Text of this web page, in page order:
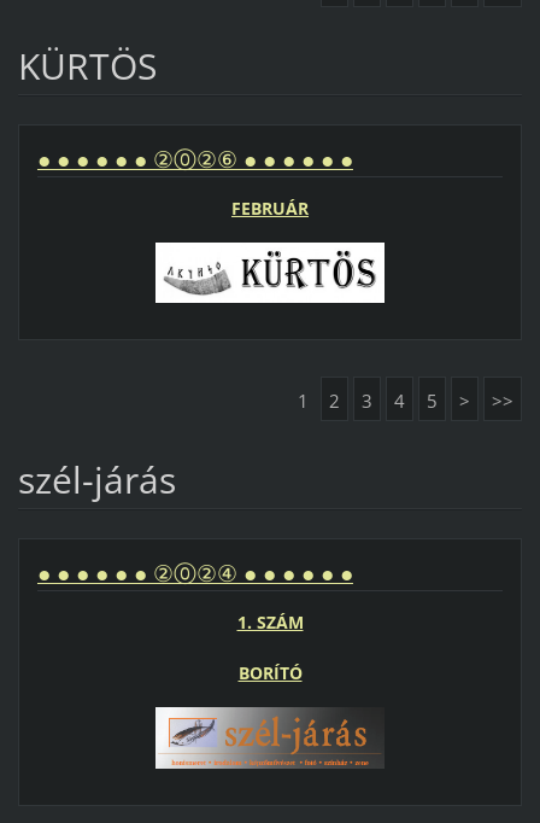
KÜRTÖS
● ● ● ● ● ● ②⓪②⑥ ● ● ● ● ● ●
FEBRUÁR
1 2 3 4 5 > >>
szél-járás
● ● ● ● ● ● ②⓪②④ ● ● ● ● ● ●
1. SZÁM
BORÍTÓ